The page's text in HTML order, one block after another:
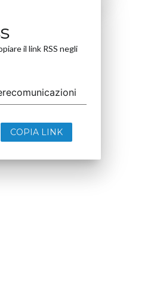
il link RSS negli
COPIA LINK